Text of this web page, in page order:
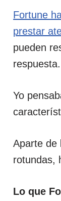
Fortune
prestar
pueden
respuesta.
Yo
Aparte de
rotundas,
Lo que